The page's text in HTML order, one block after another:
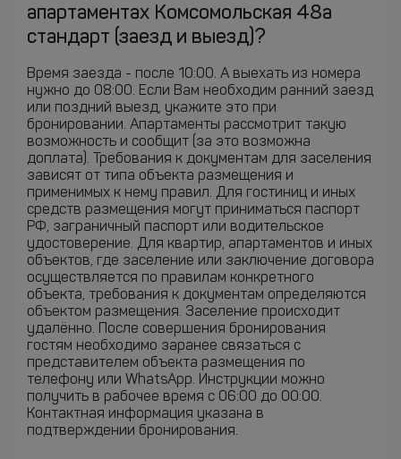
апартаментах Комсомольская 48а
стандарт (заезд и выезд)?
Время заезда - после 10:00. А выехать из номера
нужно до 08:00. Если Вам необходим ранний заезд
или поздний выезд, укажите это при
бронировании. Апартаменты рассмотрит такую
возможность и сообщит (за это возможна
доплата). Требования к документам для заселения
зависят от типа объекта размещения и
применимых к нему правил. Для гостиниц и иных
средств размещения могут приниматься паспорт
РФ, заграничный паспорт или водительское
удостоверение. Для квартир, апартаментов и иных
объектов, где заселение или заключение договора
осуществляется по правилам конкретного
объекта, требования к документам определяются
объектом размещения. Заселение происходит
удалённо. После совершения бронирования
гостям необходимо заранее связаться с
представителем объекта размещения по
телефону или WhatsApp. Инструкции можно
получить в рабочее время с 06:00 до 00:00.
Контактная информация указана в
подтверждении бронирования.